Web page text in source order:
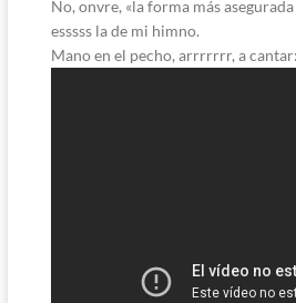
No, onvre, «la forma más
esssss la de mi himno.
Mano en el pecho, arrrrrrr, a cantar: